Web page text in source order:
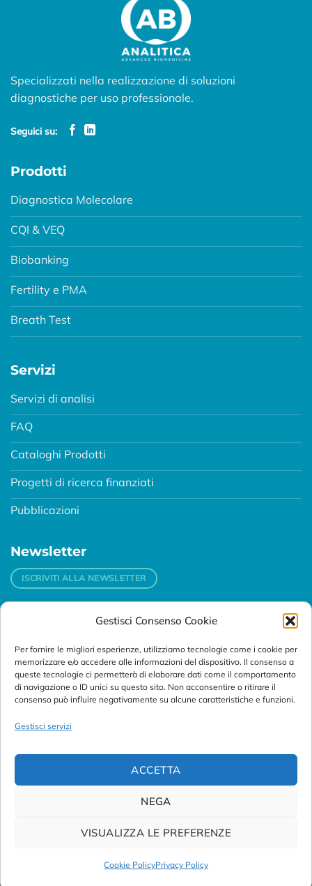
Gestisci Consenso Cookie
Per fornire le migliori esperienze, utilizziamo tecnologie come i cookie per
memorizzare e/o accedere alle informazioni del dispositivo. Il consenso a
queste tecnologie ci permetterà di elaborare dati come il comportamento
di navigazione o ID unici su questo sito. Non acconsentire o ritirare il
consenso può influire negativamente su alcune caratteristiche e funzioni.
Gestisci servizi
ACCETTA
NEGA
VISUALIZZA LE PREFERENZE
Cookie PolicyPrivacy Policy
Specializzati nella realizzazione di soluzioni
diagnostiche per uso professionale.
Seguici su:
Prodotti
Diagnostica Molecolare
CQI & VEQ
Biobanking
Fertility e PMA
Breath Test
Servizi
Servizi di analisi
FAQ
Cataloghi Prodotti
Progetti di ricerca finanziati
Pubblicazioni
Newsletter
ISCRIVITI ALLA NEWSLETTER
Padova
Via Svizzera, 16 - 35127 Padova (Italy)
Tel:
+39 049 76 16 98
Telefax: +39 049 870 95 10
Email: customersupport@abanalitica.it
© Copyright 2023/2026AB ANALITICA s.r.l.
Credits byNoima